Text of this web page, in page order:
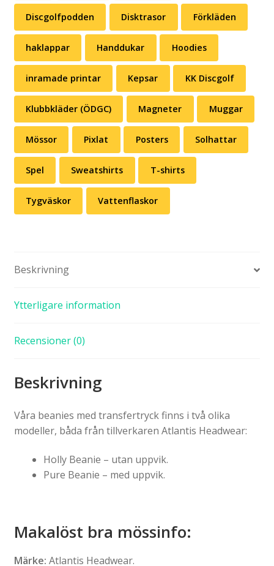
Discgolfpodden Disktrasor Förkläden
haklappar Handdukar Hoodies
inramade printar Kepsar KK Discgolf
Klubbkläder (ÖDGC) Magneter Muggar
Mössor Pixlat Posters Solhattar
Spel Sweatshirts T-shirts
Tygväskor Vattenflaskor
Beskrivning
Ytterligare information
Recensioner (0)
Beskrivning
Våra beanies med transfertryck finns i två olika
modeller, båda från tillverkaren Atlantis Headwear:
Holly Beanie – utan uppvik.
Pure Beanie – med uppvik.
Makalöst bra mössinfo:
Märke: Atlantis Headwear.